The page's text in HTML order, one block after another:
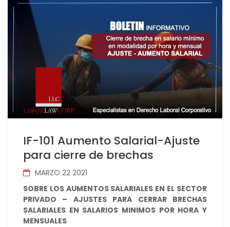
IF-101 Aumento Salarial-Ajuste
para cierre de brechas
MARZO 22 2021
SOBRE LOS AUMENTOS SALARIALES EN EL SECTOR
PRIVADO – AJUSTES PARA CERRAR BRECHAS
SALARIALES EN SALARIOS MINIMOS POR HORA Y
MENSUALES